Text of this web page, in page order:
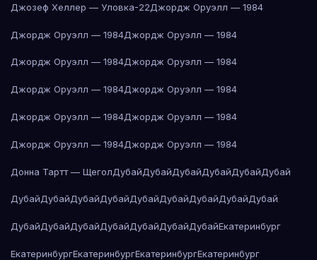
Джозеф Хеллер — Уловка-22Джордж Оруэлл — 1984
Джордж Оруэлл — 1984Джордж Оруэлл — 1984
Джордж Оруэлл — 1984Джордж Оруэлл — 1984
Джордж Оруэлл — 1984Джордж Оруэлл — 1984
Джордж Оруэлл — 1984Джордж Оруэлл — 1984
Джордж Оруэлл — 1984Джордж Оруэлл — 1984
Донна Тартт — ЩеголДубайДубайДубайДубайДубайДубай
ДубайДубайДубайДубайДубайДубайДубайДубайДубай
ДубайДубайДубайДубайДубайДубайДубайЕкатеринбург
ЕкатеринбургЕкатеринбургЕкатеринбургЕкатеринбург